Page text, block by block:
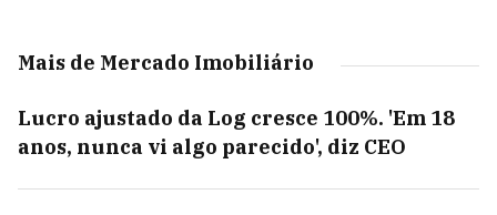
Mais de Mercado Imobiliário
Lucro ajustado da Log cresce 100%. 'Em 18
anos, nunca vi algo parecido', diz CEO